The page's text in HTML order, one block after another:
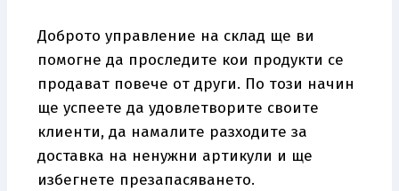
Доброто управление на склад ще ви
помогне да проследите кои продукти се
продават повече от други. По този начин
ще успеете да удовлетворите своите
клиенти, да намалите разходите за
доставка на ненужни артикули и ще
избегнете презапасяването.